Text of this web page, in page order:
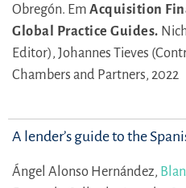
Obregón. Em Acquisition
Global Practice Guides.
Editor), Johannes Tieves
Chambers and Partners, 2022
A lender’s guide to the
Ángel Alonso Hernández,